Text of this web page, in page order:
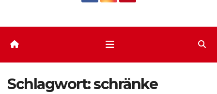
Schlagwort:schränke